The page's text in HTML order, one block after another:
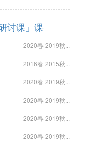
讨课」课
2020春 2019秋...
2016春 2015秋...
2020春 2019秋...
2020春 2019秋...
2020春 2019秋...
2020春 2019秋...